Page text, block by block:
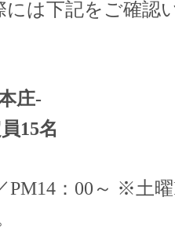
には下記をご確認
庄-
15名
PM14：00～ ※土